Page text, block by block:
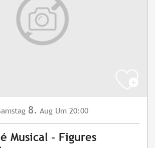
8. Aug Um 20:00
Musical - Figures